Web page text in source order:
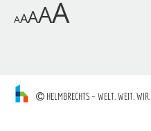
AAAAA
HELMBRECHTS – WELT. WEIT. WIR.